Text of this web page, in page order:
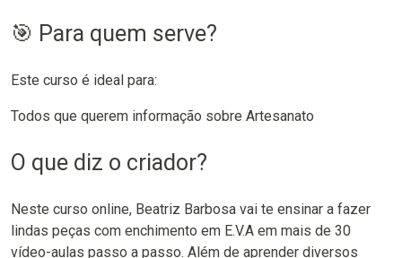
🎯 Para quem serve?
Este curso é ideal para:
Todos que querem informação sobre Artesanato
O que diz o criador?
Neste curso online, Beatriz Barbosa vai te ensinar a fazer
lindas peças com enchimento em E.V.A em mais de 30
vídeo-aulas passo a passo. Além de aprender diversos